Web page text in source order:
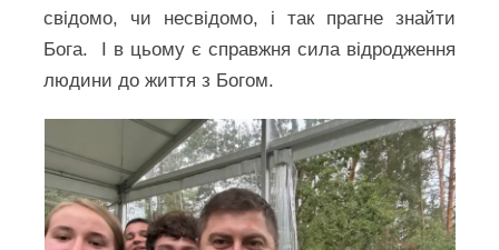
свідомо, чи несвідомо, і так прагне знайти
Бога. І в цьому є справжня сила відродження
людини до життя з Богом.